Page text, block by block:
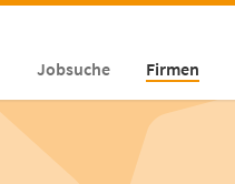
Jobsuche Firmen